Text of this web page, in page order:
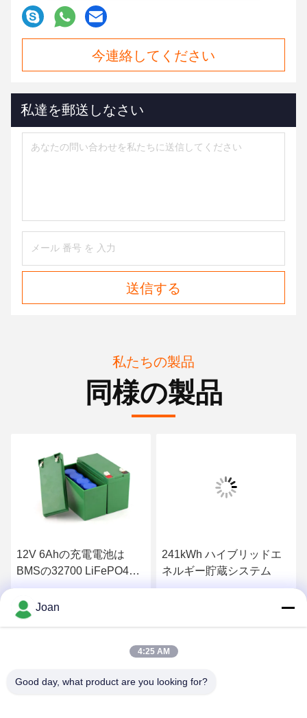
今連絡してください
私達を郵送しなさい
送信する
私たちの製品
同様の製品
12V 6Ahの充電電池は
BMSの32700 LiFePO4細
胞を詰める
最高 の 価格 を 入手 する
241kWh ハイブリッドエ
ネルギー貯蔵システム
最高 の 価格 を 入手 する
Joan
4:25 AM
Good day, what product are you looking for?